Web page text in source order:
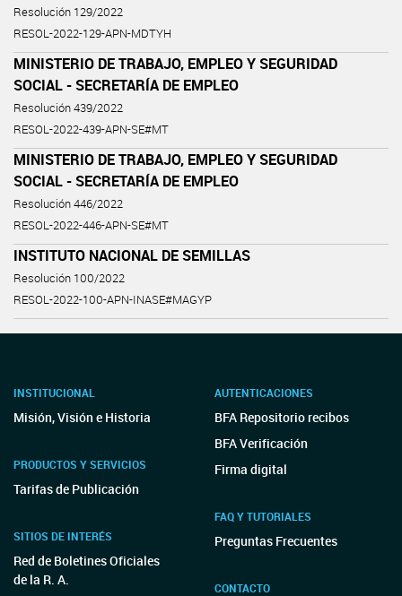
Resolución 129/2022
RESOL-2022-129-APN-MDTYH
MINISTERIO DE TRABAJO, EMPLEO Y SEGURIDAD
SOCIAL - SECRETARÍA DE EMPLEO
Resolución 439/2022
RESOL-2022-439-APN-SE#MT
MINISTERIO DE TRABAJO, EMPLEO Y SEGURIDAD
SOCIAL - SECRETARÍA DE EMPLEO
Resolución 446/2022
RESOL-2022-446-APN-SE#MT
INSTITUTO NACIONAL DE SEMILLAS
Resolución 100/2022
RESOL-2022-100-APN-INASE#MAGYP
INSTITUCIONAL
Misión, Visión e Historia
PRODUCTOS Y SERVICIOS
Tarifas de Publicación
SITIOS DE INTERÉS
Red de Boletines Oficiales
de la R. A.
AUTENTICACIONES
BFA Repositorio recibos
BFA Verificación
Firma digital
FAQ Y TUTORIALES
Preguntas Frecuentes
CONTACTO